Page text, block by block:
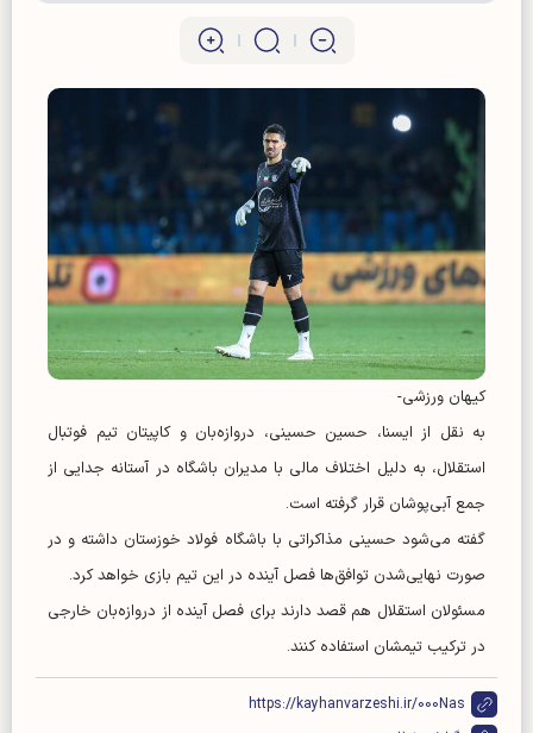
کیهان ورزشی-
به نقل از ایسنا، حسین حسینی، دروازه‌بان و کاپیتان تیم فوتبال
استقلال، به دلیل اختلاف مالی با مدیران باشگاه در آستانه جدایی از
جمع آبی‌پوشان قرار گرفته است.
گفته می‌شود حسینی مذاکراتی با باشگاه فولاد خوزستان داشته و در
صورت نهایی‌شدن توافق‌ها فصل آینده در این تیم بازی خواهد کرد.
مسئولان استقلال هم قصد دارند برای فصل آینده از دروازه‌بان خارجی
در ترکیب تیمشان استفاده کنند.
https://kayhanvarzeshi.ir/000Nas